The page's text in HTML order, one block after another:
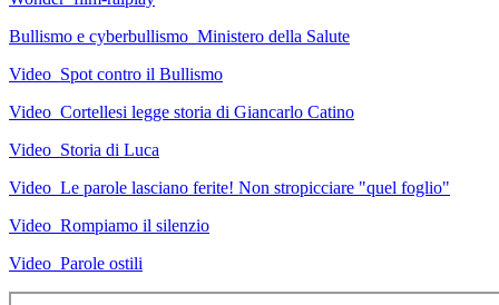
Bullismo e cyberbullismo_Ministero della Salute
Video_Spot contro il Bullismo
Video_Cortellesi legge storia di Giancarlo Catino
Video_Storia di Luca
Video_Le parole lasciano ferite! Non stropicciare "quel foglio"
Video_Rompiamo il silenzio
Video_Parole ostili